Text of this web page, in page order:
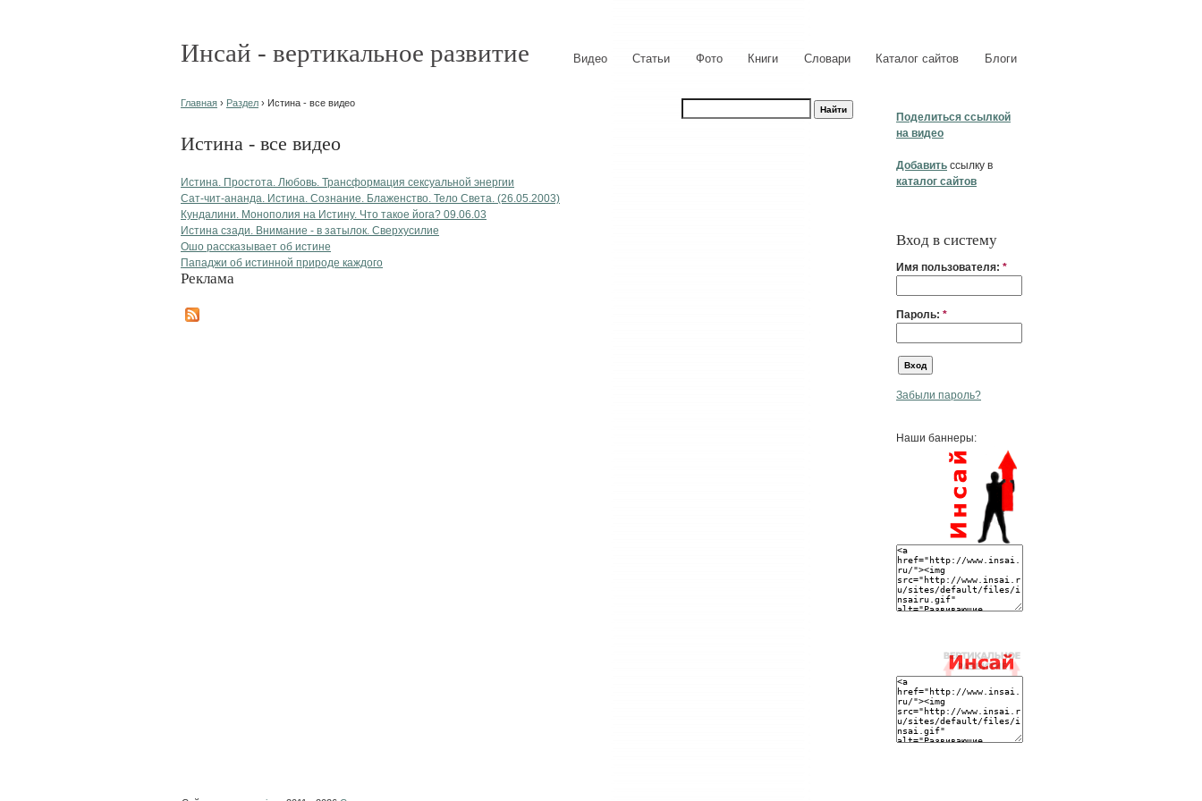
Инсай - вертикальное развитие Видео Статьи Фото Книги Словари Каталог сайтов Блоги
Поделиться ссылкой
на видео
Добавить ссылку в
каталог сайтов
Вход в систему
Имя пользователя: *
Пароль: *
Забыли пароль?
Наши баннеры:
Главная › Раздел › Истина - все видео
Истина - все видео
Истина. Простота. Любовь. Трансформация сексуальной энергии
Сат-чит-ананда. Истина. Сознание. Блаженство. Тело Света. (26.05.2003)
Кундалини. Монополия на Истину. Что такое йога? 09.06.03
Истина сзади. Внимание - в затылок. Сверхусилие
Ошо рассказывает об истине
Пападжи об истинной природе каждого
Реклама